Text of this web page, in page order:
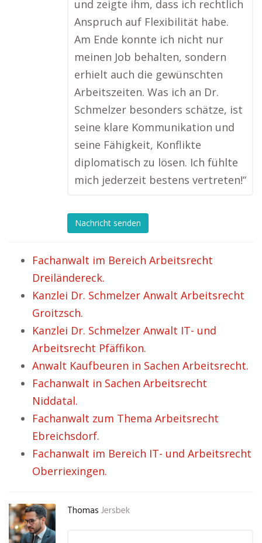
und zeigte ihm, dass ich rechtlich
Anspruch auf Flexibilität habe.
Am Ende konnte ich nicht nur
meinen Job behalten, sondern
erhielt auch die gewünschten
Arbeitszeiten. Was ich an Dr.
Schmelzer besonders schätze, ist
seine klare Kommunikation und
seine Fähigkeit, Konflikte
diplomatisch zu lösen. Ich fühlte
mich jederzeit bestens vertreten!“
Nachricht senden
Fachanwalt im Bereich Arbeitsrecht
Dreiländereck.
Kanzlei Dr. Schmelzer Anwalt Arbeitsrecht
Groitzsch.
Kanzlei Dr. Schmelzer Anwalt IT- und
Arbeitsrecht Pfäffikon.
Anwalt Kaufbeuren in Sachen Arbeitsrecht.
Fachanwalt in Sachen Arbeitsrecht
Niddatal.
Fachanwalt zum Thema Arbeitsrecht
Ebreichsdorf.
Fachanwalt im Bereich IT- und Arbeitsrecht
Oberriexingen.
Thomas Jersbek